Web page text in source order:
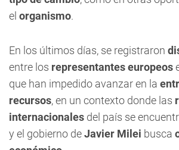
el organismo.
En los últimos días, se registraron
entre los representantes europeos
que han impedido avanzar en la
recursos, en un contexto donde las
internacionales del país se
y el gobierno deJavier Milei busca